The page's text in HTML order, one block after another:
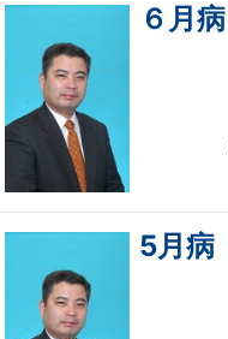
６月病
5月病